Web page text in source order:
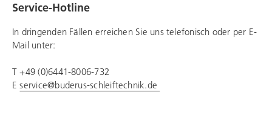
Service-Hotline
In dringenden Fällen erreichen Sie uns telefonisch oder per E-
Mail unter:
T +49 (0)6441-8006-732
Eservice@buderus-schleiftechnik.de